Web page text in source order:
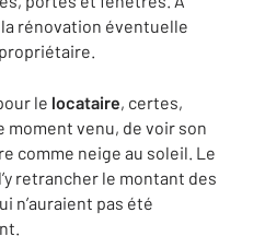
rénovation éventuelle
le locataire, certes,
moment venu, de voir son
comme neige au soleil. Le
retrancher le montant des
n’auraient pas été